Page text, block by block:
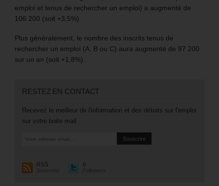
emploi et tenus de rechercher un emploi) a augmenté de
106 200 (soit +3,5%).
Plus généralement, le nombre des inscrits tenus de
rechercher un emploi (A, B ou C) aura augmenté de 97 200
sur un an (soit +1,8%).
RESTEZ EN CONTACT
Recevez le meilleur de l'information et des débats sur l'emploi
sur votre boite mail.
RSS
Souscrire
0
Followers